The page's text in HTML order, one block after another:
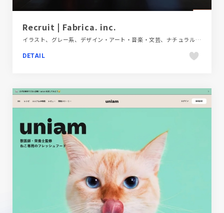
Recruit | Fabrica. inc.
イラスト、グレー系、デザイン・アート・音楽・文芸、ナチュラル、レッド系、動画が流れる、新卒・中途採用サイト
DETAIL